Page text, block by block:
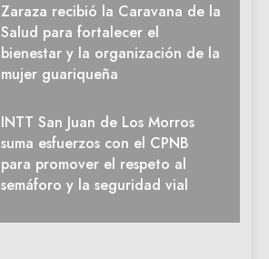
Zaraza recibió la Caravana de la
Salud para fortalecer el
bienestar y la organización de la
mujer guariqueña
INTT San Juan de Los Morros
suma esfuerzos con el CPNB
para promover el respeto al
semáforo y la seguridad vial